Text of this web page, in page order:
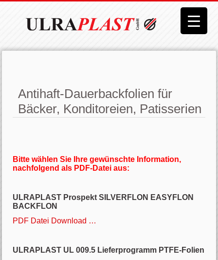
Antihaft-Dauerbackfolien für
Bäcker, Konditoreien, Patisserien
Bitte wählen Sie Ihre gewünschte Information,
nachfolgend als PDF-Datei aus:
ULRAPLAST Prospekt SILVERFLON EASYFLON
BACKFLON
PDF Datei Download …
ULRAPLAST UL 009.5 Lieferprogramm PTFE-Folien